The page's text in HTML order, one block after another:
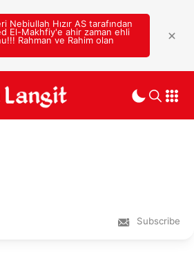
Nebiullah Hızır AS tarafından
El-Makhfiy'e ahir zaman ehli
Rahman ve Rahim olan
Subscribe